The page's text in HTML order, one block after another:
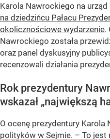
Karola Nawrockiego na
na dziedzińcu Pałacu
okolicznościowe wydarzenie.
Nawrockiego została
oraz panel dyskusyjny
recenzowali działania
Rok prezydentury
wskazał „największą
O ocenę prezydentury
polityków w Sejmie. – To jest